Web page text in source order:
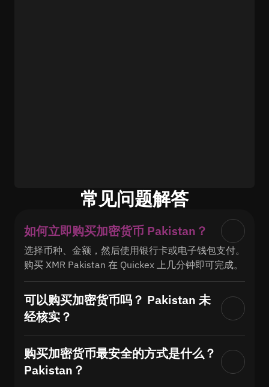
常见问题解答
如何立即购买加密货币 Pakistan？
选择币种、金额，然后使用银行卡或电子钱包支付。
购买 XMR Pakistan 在 Quickex 上几分钟即可完成。
可以购买加密货币吗？ Pakistan 未
经核实？
购买加密货币最安全的方式是什么？
Pakistan？